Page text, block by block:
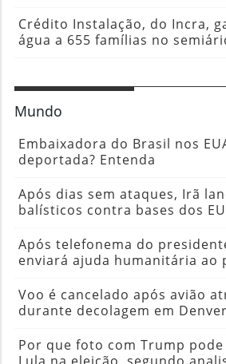
Crédito Instalação, do Incra,
água a 655 famílias no
Mundo
Embaixadora do Brasil nos
deportada? Entenda
Após dias sem ataques, Irã
balísticos contra bases dos
Após telefonema do
enviará ajuda humanitária ao
Voo é cancelado após avião
durante decolagem em
Por que foto com Trump